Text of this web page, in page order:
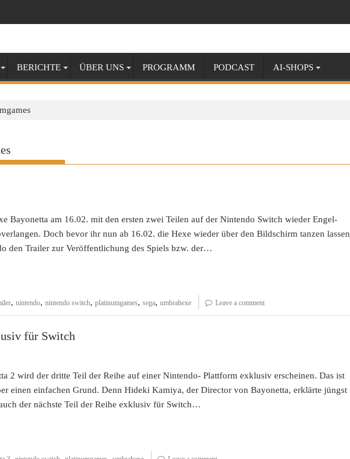
BERICHTE ÜBER UNS PROGRAMM PODCAST AI-SHOPS
Bayonetta am 16.02. mit den ersten zwei Teilen auf der Nintendo Switch wieder Engel-
Doch bevor ihr nun ab 16.02. die Hexe wieder über den Bildschirm tanzen lassen
den Trailer zur Veröffentlichung des Spiels bzw. der…
, nintendo, nintendo switch, platinumgames, sega, umbrahexe Leave a comment
für Switch
2 wird der dritte Teil der Reihe auf einer Nintendo- Plattform exklusiv erscheinen. Das ist
einen einfachen Grund. Denn Hideki Kamiya, der Director von Bayonetta, erklärte jüngst
der nächste Teil der Reihe exklusiv für Switch…